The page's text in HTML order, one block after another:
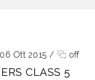
Ott 2015 / off
CLASS 5